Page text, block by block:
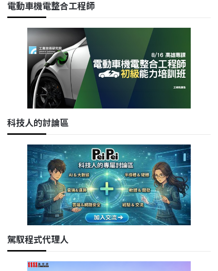
電動車機電整合工程師
科技人的討論區
駕馭程式代理人